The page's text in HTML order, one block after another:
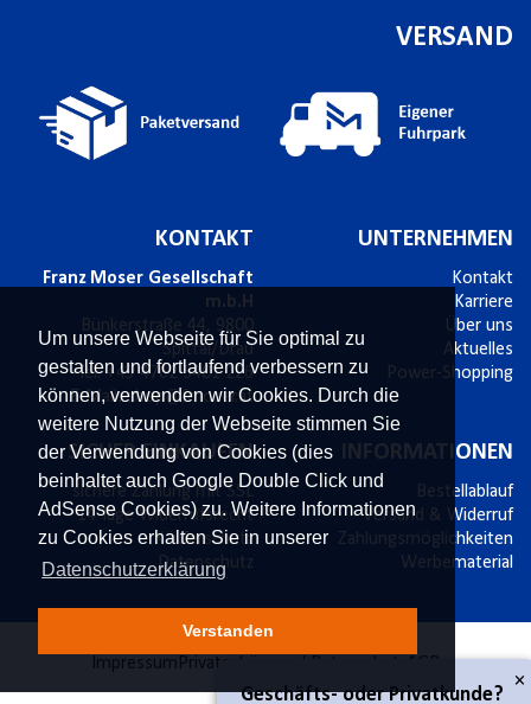
Um unsere Webseite für Sie optimal zu
gestalten und fortlaufend verbessern zu
können, verwenden wir Cookies. Durch die
weitere Nutzung der Webseite stimmen Sie
der Verwendung von Cookies (dies
beinhaltet auch Google Double Click und
AdSense Cookies) zu. Weitere Informationen
zu Cookies erhalten Sie in unserer
Datenschutzerklärung
Verstanden
VERSAND
KONTAKT
Franz Moser Gesellschaft
m.b.H
Bünkerstraße 44, 9800
Spittal/Drau
Tel. +43 4762 5401 226
E-Mail: shop@fmoser.at
UNTERNEHMEN
Kontakt
Karriere
Über uns
Aktuelles
Power-Shopping
SICHER EINKAUFEN
sichere Zahlung mit SSL
14 Tage Widerrufsrecht
Käuferschutz
Datenschutz
INFORMATIONEN
Bestellablauf
Versand & Widerruf
Zahlungsmöglichkeiten
Werbematerial
Impressum Privatsphäre und Datenschutz ×
Geschäfts- oder Privatkunde?